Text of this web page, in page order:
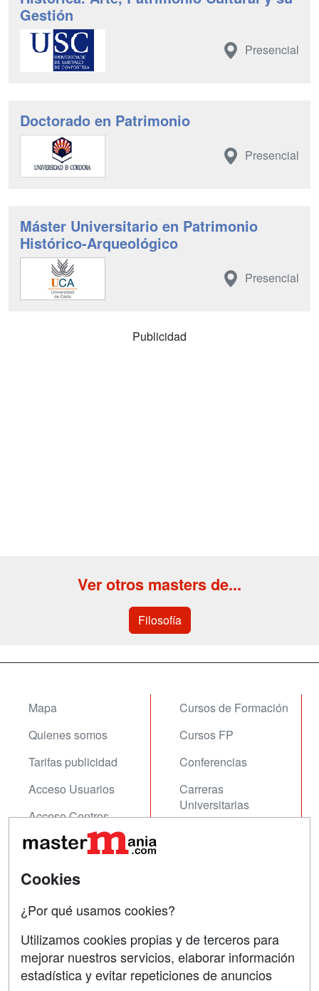
Gestión
Presencial
Doctorado en Patrimonio
Presencial
Máster Universitario en Patrimonio
Histórico-Arqueológico
Presencial
Publicidad
Ver otros masters de...
Filosofía
Mapa
Quienes somos
Tarifas publicidad
Acceso Usuarios
Acceso Centros
Cursos de Formación
Cursos FP
Conferencias
Carreras
Universitarias
Contactar
Copyleft
Cookies
¿Por qué usamos cookies?
Utilizamos cookies propias y de terceros para
mejorar nuestros servicios, elaborar información
estadística y evitar repeticiones de anuncios